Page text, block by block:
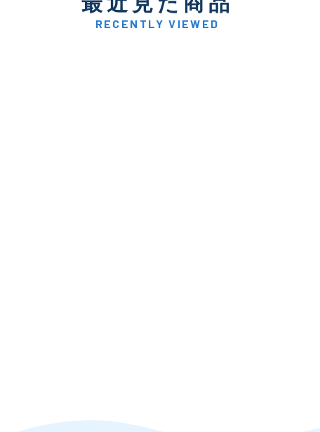
D
著しく状態が悪いが使用はで
品も含む
RECENTLY VIEWED